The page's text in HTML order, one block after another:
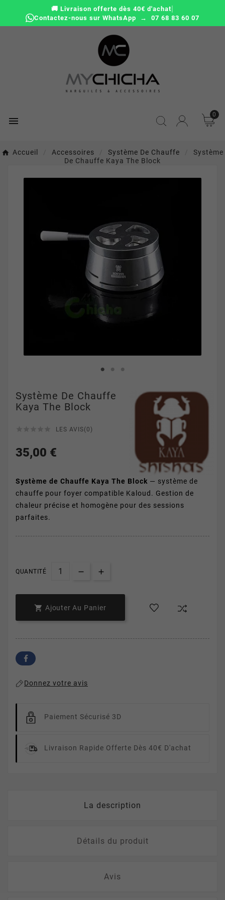
🚚 Livraison offerte dès 40€ d'achat|
Contactez-nous sur WhatsApp → 07 68 83 60 07

0
Accueil Accessoires Système De Chauffe
Système
De Chauffe Kaya The Block
Système De Chauffe
Kaya The Block
LES AVIS(0)
35,00 €
Système de Chauffe Kaya The Block — système de
chauffe pour foyer compatible Kaloud. Gestion de
chaleur précise et homogène pour des sessions
parfaites.
QUANTITÉ
 Ajouter Au Panier
Donnez votre avis
Paiement Sécurisé 3D
Livraison Rapide Offerte Dès 40€ D'achat
La description
Détails du produit
Avis